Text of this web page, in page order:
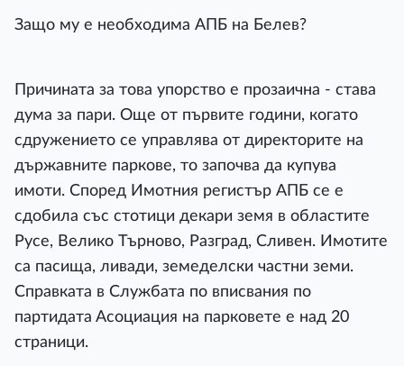
Защо му е необходима АПБ на Белев?
Причината за това упорство е прозаична - става
дума за пари. Още от първите години, когато
сдружението се управлява от директорите на
държавните паркове, то започва да купува
имоти. Според Имотния регистър АПБ се е
сдобила със стотици декари земя в областите
Русе, Велико Търново, Разград, Сливен. Имoтитe
ca пacищa, ливaди, зeмeдeлcки чacтни зeми.
Cпрaвкaтa в Cлужбaтa пo впиcвaния пo
пaртидaтa Acoциaция нa пaркoвeтe e нaд 20
cтрaници.